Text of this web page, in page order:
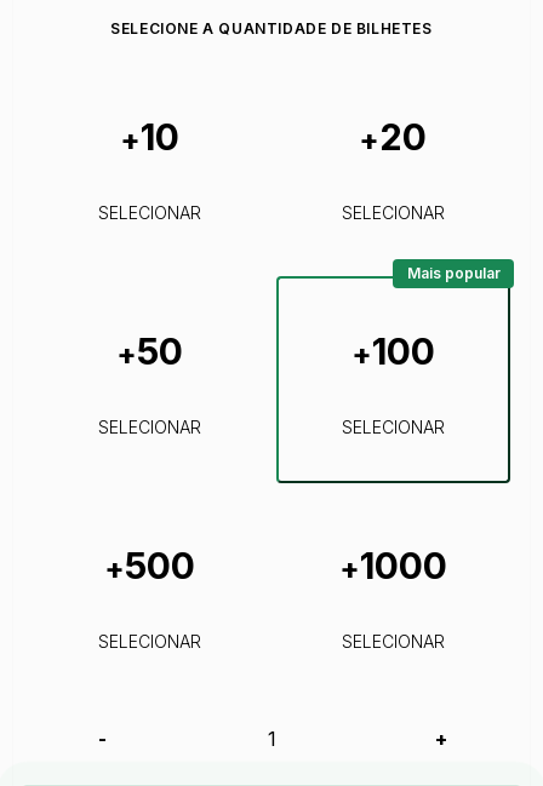
SELECIONE A QUANTIDADE DE BILHETES
+10
SELECIONAR
+20
SELECIONAR
+50
SELECIONAR
+100
SELECIONAR
Mais popular
+500
SELECIONAR
+1000
SELECIONAR
- +